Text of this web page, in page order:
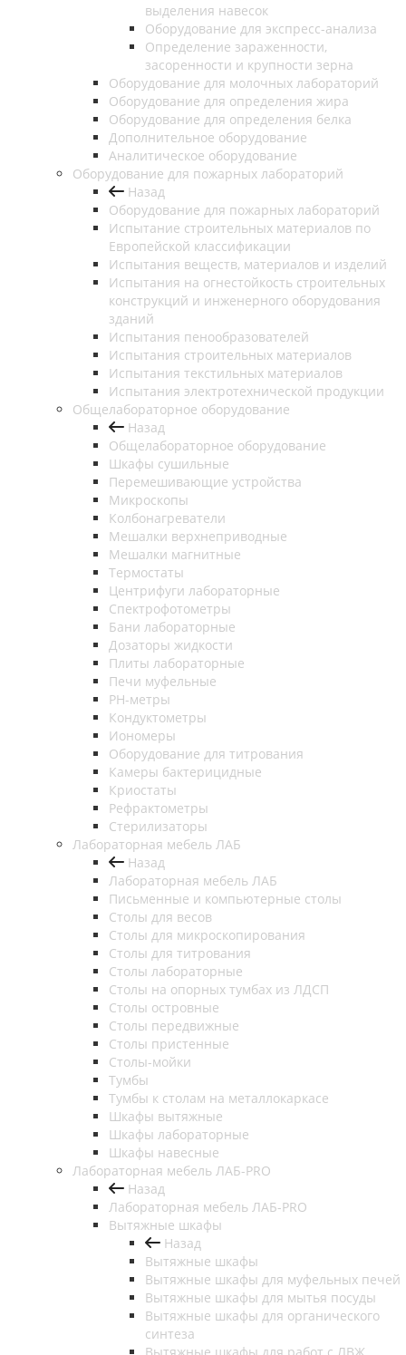
выделения навесок
Оборудование для экспресс-анализа
Определение зараженности,
засоренности и крупности зерна
Оборудование для молочных лабораторий
Оборудование для определения жира
Оборудование для определения белка
Дополнительное оборудование
Аналитическое оборудование
Оборудование для пожарных лабораторий
Назад
Оборудование для пожарных лабораторий
Испытание строительных материалов по
Европейской классификации
Испытания веществ, материалов и изделий
Испытания на огнестойкость строительных
конструкций и инженерного оборудования
зданий
Испытания пенообразователей
Испытания строительных материалов
Испытания текстильных материалов
Испытания электротехнической продукции
Общелабораторное оборудование
Назад
Общелабораторное оборудование
Шкафы сушильные
Перемешивающие устройства
Микроскопы
Колбонагреватели
Мешалки верхнеприводные
Мешалки магнитные
Термостаты
Центрифуги лабораторные
Спектрофотометры
Бани лабораторные
Дозаторы жидкости
Плиты лабораторные
Печи муфельные
РН-метры
Кондуктометры
Иономеры
Оборудование для титрования
Камеры бактерицидные
Криостаты
Рефрактометры
Стерилизаторы
Лабораторная мебель ЛАБ
Назад
Лабораторная мебель ЛАБ
Письменные и компьютерные столы
Столы для весов
Столы для микроскопирования
Столы для титрования
Столы лабораторные
Столы на опорных тумбах из ЛДСП
Столы островные
Столы передвижные
Столы пристенные
Столы-мойки
Тумбы
Тумбы к столам на металлокаркасе
Шкафы вытяжные
Шкафы лабораторные
Шкафы навесные
Лабораторная мебель ЛАБ-PRO
Назад
Лабораторная мебель ЛАБ-PRO
Вытяжные шкафы
Назад
Вытяжные шкафы
Вытяжные шкафы для муфельных печей
Вытяжные шкафы для мытья посуды
Вытяжные шкафы для органического
синтеза